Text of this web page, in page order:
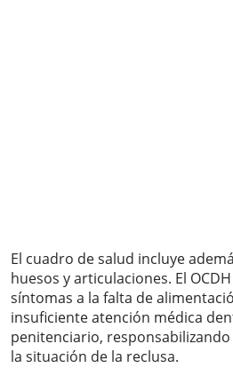
El cuadro de salud incluye
huesos y articulaciones. El
síntomas a la falta de
insuficiente atención médica
penitenciario,
la situación de la reclusa.